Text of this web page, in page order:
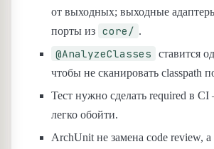
от выходных; выходные
порты из core/ .
@AnalyzeClasses
ставится
чтобы не сканировать classpath
Тест нужно сделать required в
легко обойти.
ArchUnit не замена code review,